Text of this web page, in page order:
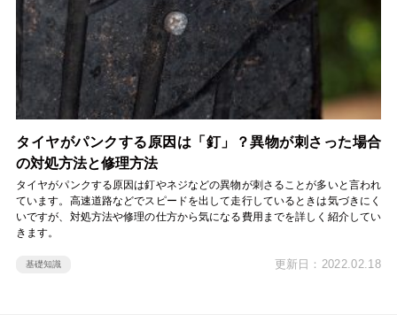
タイヤがパンクする原因は「釘」？異物が刺さった場合
の対処方法と修理方法
タイヤがパンクする原因は釘やネジなどの異物が刺さることが多いと言われ
ています。高速道路などでスピードを出して走行しているときは気づきにく
いですが、対処方法や修理の仕方から気になる費用までを詳しく紹介してい
きます。
基礎知識 更新日：2022.02.18